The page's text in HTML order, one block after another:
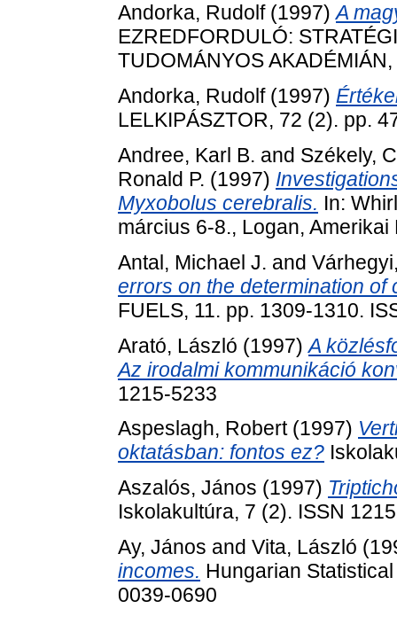
Andorka, Rudolf(1997)A
EZREDFORDULÓ:
TUDOMÁNYOS
Andorka, Rudolf(1997)
LELKIPÁSZTOR, 72 (2). pp.
Andree, Karl B. and Székely,
Ronald P. (1997)
Myxobolus cerebralis. In:
március 6-8., Logan,
Antal, Michael J. and
errors on the determination
FUELS, 11. pp. 1309-1310.
Arató, László (1997)A
Az irodalmi kommunikáció
1215-5233
Aspeslagh, Robert(1997)
oktatásban: fontos ez?
Aszalós, János (1997)
Iskolakultúra, 7 (2). ISSN
Ay, János and Vita, László
incomes. Hungarian
0039-0690